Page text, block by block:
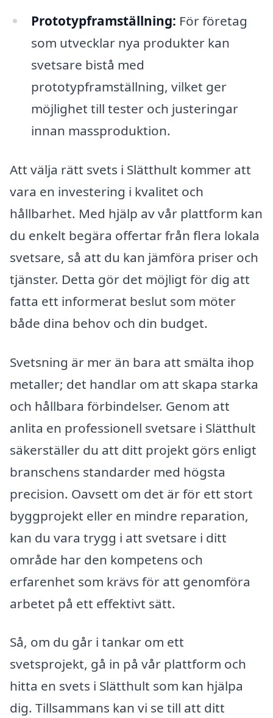
Prototypframställning: För företag
som utvecklar nya produkter kan
svetsare bistå med
prototypframställning, vilket ger
möjlighet till tester och justeringar
innan massproduktion.
Att välja rätt svets i Slätthult kommer att
vara en investering i kvalitet och
hållbarhet. Med hjälp av vår plattform kan
du enkelt begära offertar från flera lokala
svetsare, så att du kan jämföra priser och
tjänster. Detta gör det möjligt för dig att
fatta ett informerat beslut som möter
både dina behov och din budget.
Svetsning är mer än bara att smälta ihop
metaller; det handlar om att skapa starka
och hållbara förbindelser. Genom att
anlita en professionell svetsare i Slätthult
säkerställer du att ditt projekt görs enligt
branschens standarder med högsta
precision. Oavsett om det är för ett stort
byggprojekt eller en mindre reparation,
kan du vara trygg i att svetsare i ditt
område har den kompetens och
erfarenhet som krävs för att genomföra
arbetet på ett effektivt sätt.
Så, om du går i tankar om ett
svetsprojekt, gå in på vår plattform och
hitta en svets i Slätthult som kan hjälpa
dig. Tillsammans kan vi se till att ditt